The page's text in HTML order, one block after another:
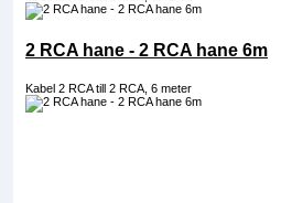
2 RCA hane - 2 RCA hane 6m
Kabel 2 RCA till 2 RCA, 6 meter